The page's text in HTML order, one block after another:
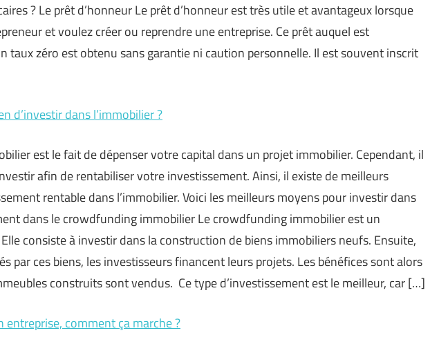
? Le prêt d’honneur Le prêt d’honneur est très utile et avantageux lorsque
et voulez créer ou reprendre une entreprise. Ce prêt auquel est
taux zéro est obtenu sans garantie ni caution personnelle. Il est souvent inscrit
d’investir dans l’immobilier ?
est le fait de dépenser votre capital dans un projet immobilier. Cependant, il
afin de rentabiliser votre investissement. Ainsi, il existe de meilleurs
rentable dans l’immobilier. Voici les meilleurs moyens pour investir dans
dans le crowdfunding immobilier Le crowdfunding immobilier est un
consiste à investir dans la construction de biens immobiliers neufs. Ensuite,
par ces biens, les investisseurs financent leurs projets. Les bénéfices sont alors
construits sont vendus. Ce type d’investissement est le meilleur, car […]
entreprise, comment ça marche ?